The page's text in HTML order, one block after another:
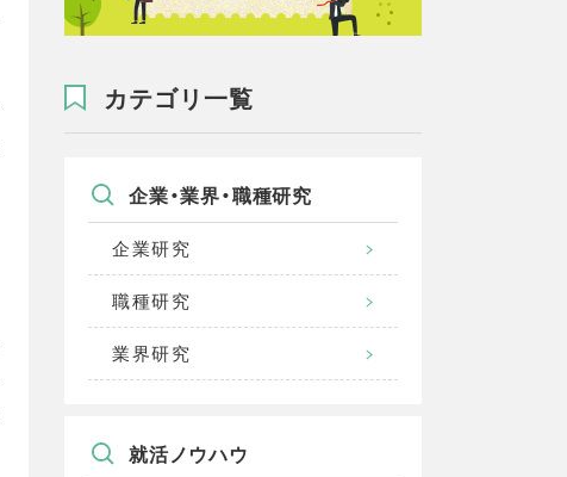
カテゴリ一覧
企業・業界・職種研究
企業研究
職種研究
業界研究
就活ノウハウ